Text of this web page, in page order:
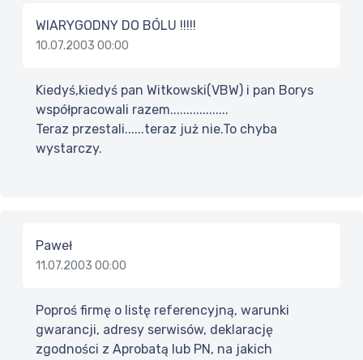
WIARYGODNY DO BÓLU !!!!!
10.07.2003 00:00
Kiedyś,kiedyś pan Witkowski(VBW) i pan Borys
współpracowali razem..................
Teraz przestali......teraz już nie.To chyba
wystarczy.
Paweł
11.07.2003 00:00
Poproś firmę o listę referencyjną, warunki
gwarancji, adresy serwisów, deklarację
zgodności z Aprobatą lub PN, na jakich